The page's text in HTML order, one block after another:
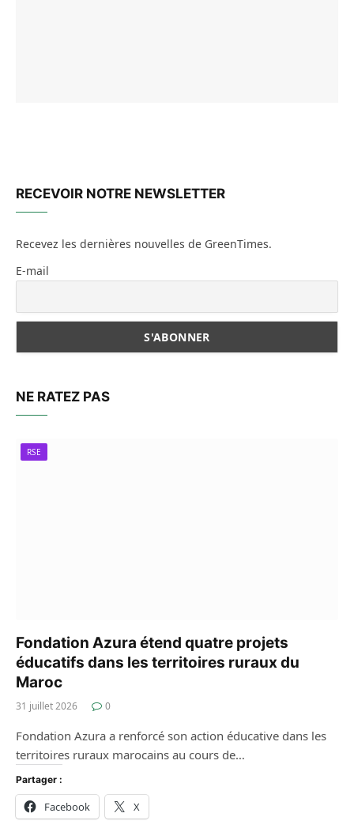
RECEVOIR NOTRE NEWSLETTER
Recevez les dernières nouvelles de GreenTimes.
E-mail
NE RATEZ PAS
RSE
Fondation Azura étend quatre projets
éducatifs dans les territoires ruraux du
Maroc
31 juillet 2026 0
Fondation Azura a renforcé son action éducative dans les
territoires ruraux marocains au cours de…
Partager :
Facebook X